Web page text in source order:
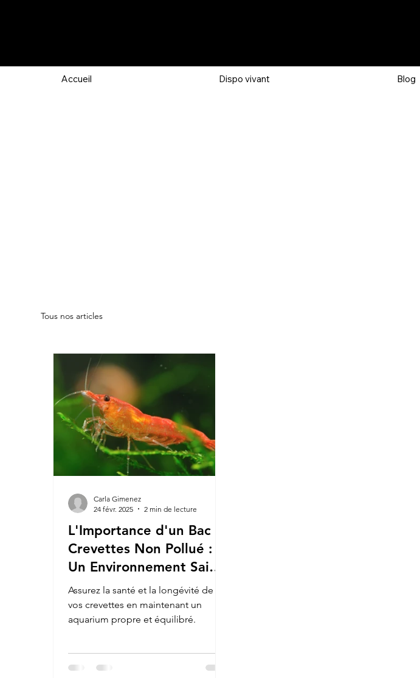
Accueil Dispo vivant Blog
Tous nos articles
L'Importance d'un Bac à
Crevettes Non Pollué :
Un Environnement Sain
pour des Crevettes
Heureuses
Assurez la santé et la longévité de
vos crevettes en maintenant un
aquarium propre et équilibré.
Carla Gimenez
24 févr. 2025
2 min de lecture